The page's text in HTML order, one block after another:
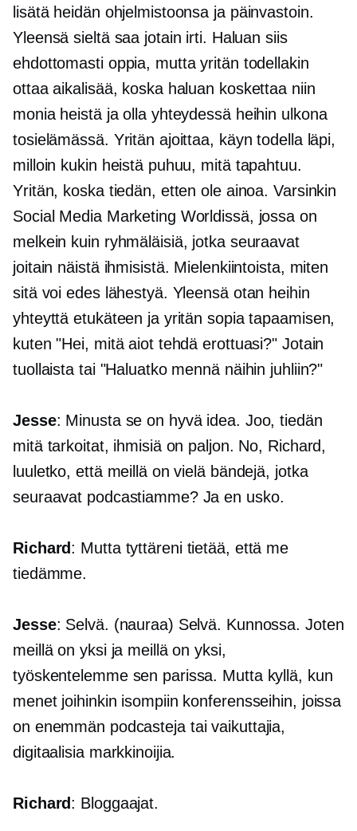
lisätä heidän ohjelmistoonsa ja päinvastoin.
Yleensä sieltä saa jotain irti. Haluan siis
ehdottomasti oppia, mutta yritän todellakin
ottaa aikalisää, koska haluan koskettaa niin
monia heistä ja olla yhteydessä heihin ulkona
tosielämässä. Yritän ajoittaa, käyn todella läpi,
milloin kukin heistä puhuu, mitä tapahtuu.
Yritän, koska tiedän, etten ole ainoa. Varsinkin
Social Media Marketing Worldissä, jossa on
melkein kuin ryhmäläisiä, jotka seuraavat
joitain näistä ihmisistä. Mielenkiintoista, miten
sitä voi edes lähestyä. Yleensä otan heihin
yhteyttä etukäteen ja yritän sopia tapaamisen,
kuten "Hei, mitä aiot tehdä erottuasi?" Jotain
tuollaista tai "Haluatko mennä näihin juhliin?"
Jesse: Minusta se on hyvä idea. Joo, tiedän
mitä tarkoitat, ihmisiä on paljon. No, Richard,
luuletko, että meillä on vielä bändejä, jotka
seuraavat podcastiamme? Ja en usko.
Richard: Mutta tyttäreni tietää, että me
tiedämme.
Jesse: Selvä. (nauraa) Selvä. Kunnossa. Joten
meillä on yksi ja meillä on yksi,
työskentelemme sen parissa. Mutta kyllä, kun
menet joihinkin isompiin konferensseihin, joissa
on enemmän podcasteja tai vaikuttajia,
digitaalisia markkinoijia.
Richard: Bloggaajat.